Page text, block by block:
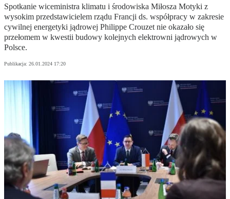
Spotkanie wiceministra klimatu i środowiska Miłosza Motyki z
wysokim przedstawicielem rządu Francji ds. współpracy w zakresie
cywilnej energetyki jądrowej Philippe Crouzet nie okazało się
przełomem w kwestii budowy kolejnych elektrowni jądrowych w
Polsce.
Publikacja: 26.01.2024 17:20